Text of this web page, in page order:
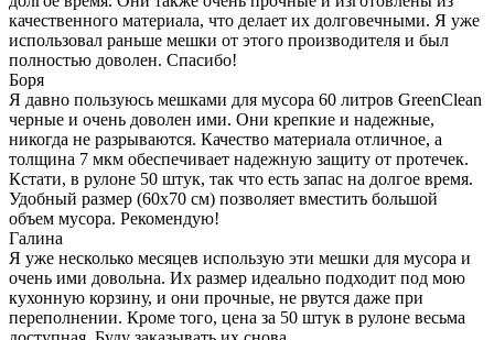
качественного материала, что делает их долговечными. Я уже
использовал раньше мешки от этого производителя и был
полностью доволен. Спасибо!
Боря
Я давно пользуюсь мешками для мусора 60 литров GreenClean
черные и очень доволен ими. Они крепкие и надежные,
никогда не разрываются. Качество материала отличное, а
толщина 7 мкм обеспечивает надежную защиту от протечек.
Кстати, в рулоне 50 штук, так что есть запас на долгое время.
Удобный размер (60х70 см) позволяет вместить большой
объем мусора. Рекомендую!
Галина
Я уже несколько месяцев использую эти мешки для мусора и
очень ими довольна. Их размер идеально подходит под мою
кухонную корзину, и они прочные, не рвутся даже при
переполнении. Кроме того, цена за 50 штук в рулоне весьма